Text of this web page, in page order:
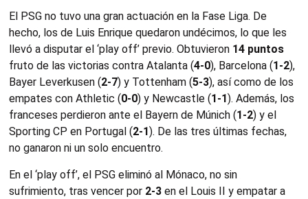
El PSG no tuvo una gran actuación en la Fase Liga. De
hecho, los de Luis Enrique quedaron undécimos, lo que les
llevó a disputar el ‘play off’ previo. Obtuvieron 14 puntos
fruto de las victorias contra Atalanta (4-0), Barcelona (1-2),
Bayer Leverkusen (2-7) y Tottenham (5-3), así como de los
empates con Athletic (0-0) y Newcastle (1-1). Además, los
franceses perdieron ante el Bayern de Múnich (1-2) y el
Sporting CP en Portugal (2-1). De las tres últimas fechas,
no ganaron ni un solo encuentro.
En el ‘play off’, el PSG eliminó al Mónaco, no sin
sufrimiento, tras vencer por 2-3 en el Louis II y empatar a